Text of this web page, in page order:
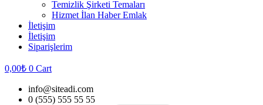
Temizlik Şirketi Temaları
Hizmet İlan Haber Emlak
İletişim
İletişim
Siparişlerim
0,00₺ 0 Cart
info@siteadi.com
0 (555) 555 55 55